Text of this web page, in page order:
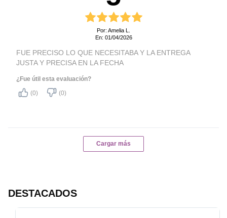
Por: Amelia L.
En: 01/04/2026
FUE PRECISO LO QUE NECESITABA Y LA ENTREGA
JUSTA Y PRECISA EN LA FECHA
¿Fue útil esta evaluación?
(0)
(0)
Cargar más
DESTACADOS